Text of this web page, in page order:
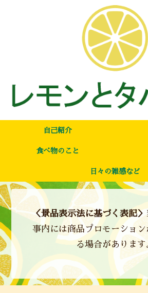
自己紹介
食べ物のこと
日々の雑感など
＜景品表示法に基づく表記＞
事内には商品プロモーショ
る場合があります